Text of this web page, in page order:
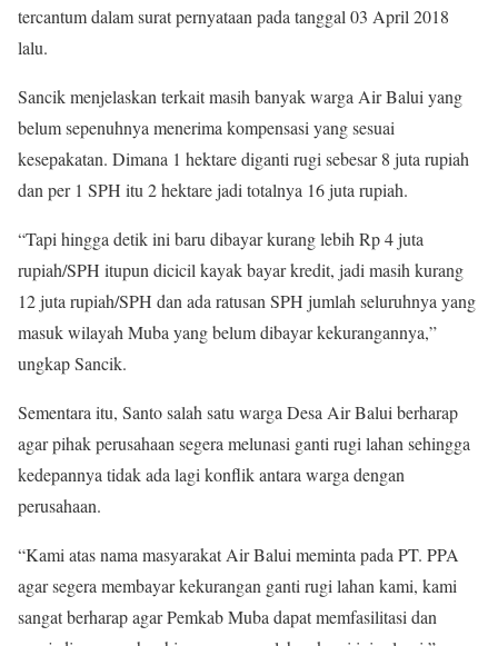
tercantum dalam surat pernyataan pada tanggal 03 April 2018
lalu.
Sancik menjelaskan terkait masih banyak warga Air Balui yang
belum sepenuhnya menerima kompensasi yang sesuai
kesepakatan. Dimana 1 hektare diganti rugi sebesar 8 juta rupiah
dan per 1 SPH itu 2 hektare jadi totalnya 16 juta rupiah.
“Tapi hingga detik ini baru dibayar kurang lebih Rp 4 juta
rupiah/SPH itupun dicicil kayak bayar kredit, jadi masih kurang
12 juta rupiah/SPH dan ada ratusan SPH jumlah seluruhnya yang
masuk wilayah Muba yang belum dibayar kekurangannya,”
ungkap Sancik.
Sementara itu, Santo salah satu warga Desa Air Balui berharap
agar pihak perusahaan segera melunasi ganti rugi lahan sehingga
kedepannya tidak ada lagi konflik antara warga dengan
perusahaan.
“Kami atas nama masyarakat Air Balui meminta pada PT. PPA
agar segera membayar kekurangan ganti rugi lahan kami, kami
sangat berharap agar Pemkab Muba dapat memfasilitasi dan